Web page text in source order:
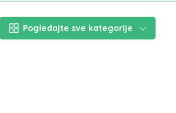
Pogledajte sve kategorije